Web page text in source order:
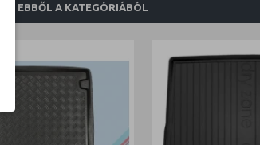
EBBŐL A KATEGÓRIÁBÓL